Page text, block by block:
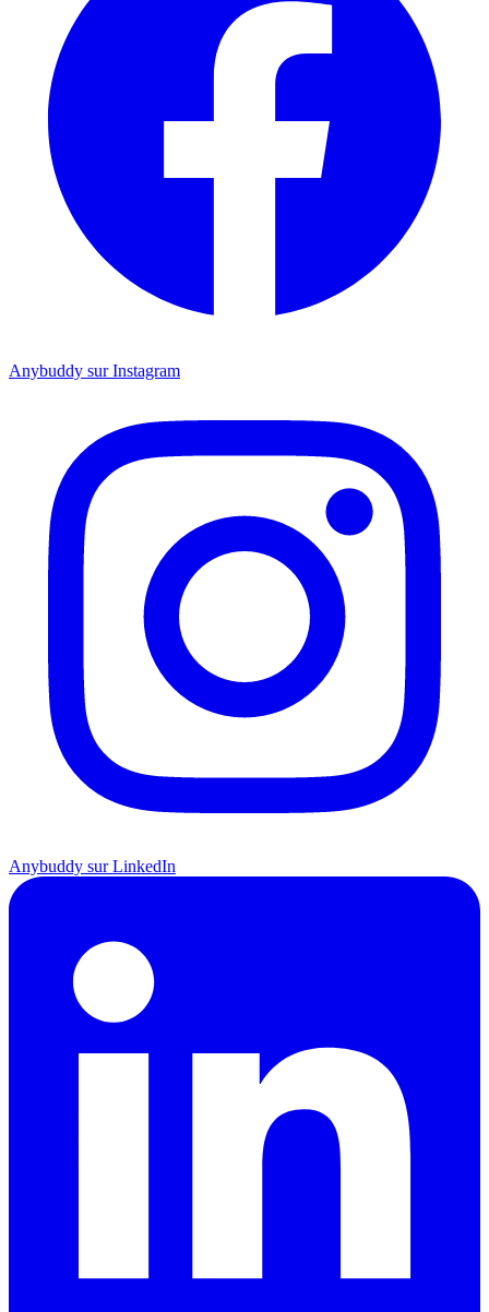
Anybuddy sur Instagram
Anybuddy sur LinkedIn